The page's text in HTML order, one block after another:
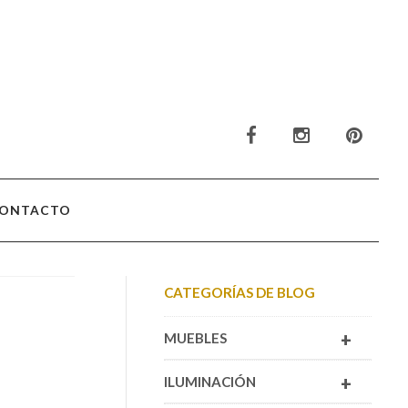
CATEGORÍAS DE BLOG
+
MUEBLES
+
ILUMINACIÓN